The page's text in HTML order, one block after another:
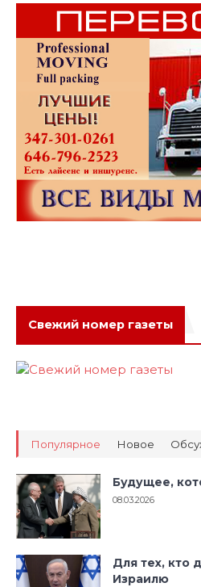
Свежий номер газеты
Популярное Новое
Будущее,
08.03.2026
Для тех, кто
Израилю